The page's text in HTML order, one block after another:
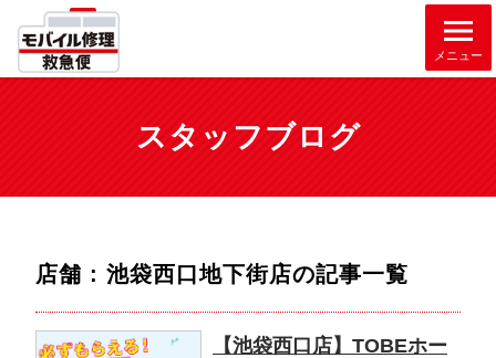
メニュー
スタッフブログ
店舗 : 池袋西口地下街店の記事一覧
【池袋西口店】TOBEホー